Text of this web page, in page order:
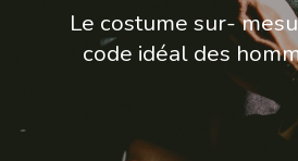
Le costume sur-
code idéal des